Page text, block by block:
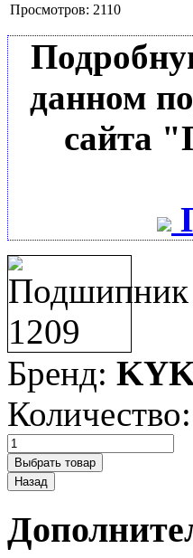
Просмотров: 2110
данном
сайта
Бренд:
Количество: